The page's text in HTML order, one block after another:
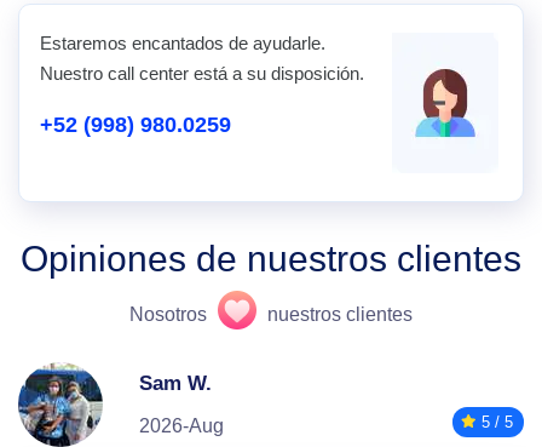
Estaremos encantados de ayudarle.
Nuestro call center está a su disposición.
+52 (998) 980.0259
Opiniones de nuestros clientes
Nosotros nuestros clientes
Sam W.
2026-Aug 5 / 5